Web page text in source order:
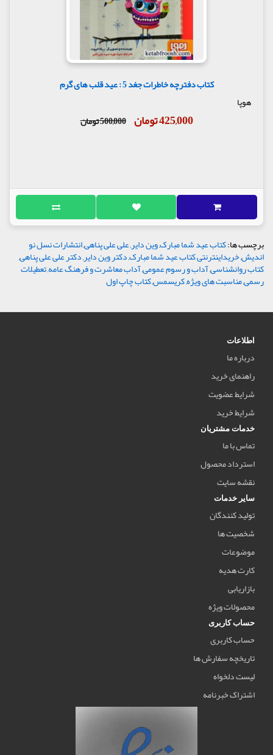
کتاب دفترچه خاطرات جغد 5 : عید قلب های گرم
هوپا
425,000 تومان 500,000 تومان
برچسب ها:کتاب عید شما مبارک,وین دایر,علی علی پناهی,انتشارات نسل نو
اندیش,خریداینترنتی کتاب عید شما مبارک,دکتر وین دایر,دکتر علی علی پناهی,
کتاب روانشناسی,آداب و رسوم عمومی,آداب معاشرت و فرهنگ عامه,تعطیلات
رسمی,مناسبت های ویژه,کریسمس,کتاب چاپ اول
اطلاعات
درباره ما
راهنمای خرید
شرایط عضویت
شرایط خرید
خدمات مشتریان
تماس با ما
استرداد محصول
نقشه سایت
سایر خدمات
تولید کنندگان
شخصیت ها
موضوعات
کارت هدیه
بازاریابی
محصولات ویژه
حساب کاربری
حساب کاربری
تاریخچه سفارش ها
لیست دلخواه
اشتراک خبرنامه